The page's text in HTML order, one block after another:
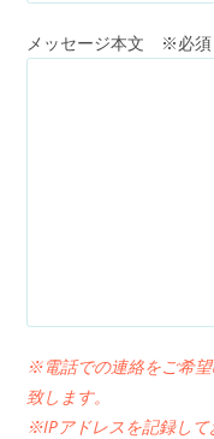
メッセージ本文 ※必須
※電話での連絡をご希
致します。
※IPアドレスを記録し